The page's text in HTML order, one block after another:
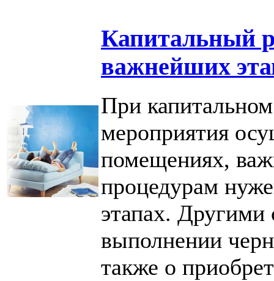
Капитальный
важнейших
При
мероприятия
помещениях,
процедурам
этапах. Другими
выполнении
также о